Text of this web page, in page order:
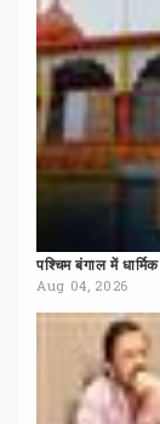
पश्चिम बंगाल में धार्मिक
Aug 04, 2026